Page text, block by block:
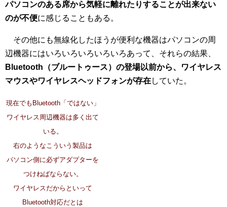
パソコンのある席から気軽に離れたりすることが出来ない
のが不便に感じることもある。
その他にも無線化したほうが便利な機器はパソコンの周
辺機器にはいろいろいろいろいろあって、それらの結果、
Bluetooth（ブルートゥース）の登場以前から、ワイヤレス
マウスやワイヤレスヘッドフォンが存在していた。
現在でもBluetooth「ではない」
ワイヤレス周辺機器は多く出て
いる。
右のようなこういう製品は
パソコン側に必ずアダプターを
つけねばならない。
ワイヤレスだからといって
Bluetooth対応だとは